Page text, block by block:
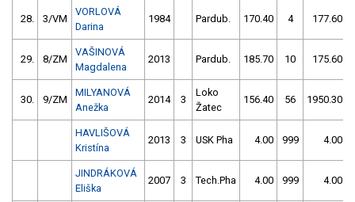
28. 3/VM
VORLOVÁ
Darina
1984 Pardub. 170.40 4 177.60
29. 8/ZM
VAŠINOVÁ
Magdalena
2013 Pardub. 185.70 10 175.60
30. 9/ZM
MILYANOVÁ
Anežka
2014 3
Loko
Žatec
156.40 56 1950.30
HAVLIŠOVÁ
Kristína
2013 3 USK Pha 4.00 999 4.00
JINDRÁKOVÁ
Eliška
2007 3 Tech.Pha 4.00 999 4.00